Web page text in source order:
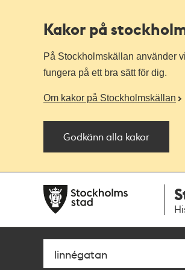
Kakor på
På Stockholmskällan använder
fungera på ett bra sätt för dig.
Om kakor på Stockholmskällan
Godkänn alla kakor
navigationen
huvudinnehållet
Sök